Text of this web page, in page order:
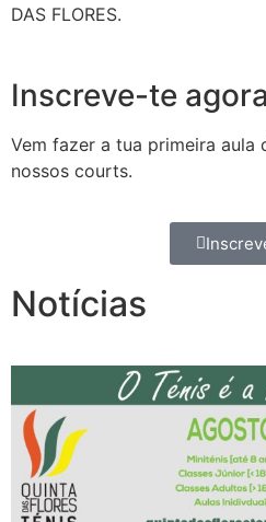
DAS FLORES.
Inscreve-te agora
Vem fazer a tua primeira aula
nossos courts.
Notícias